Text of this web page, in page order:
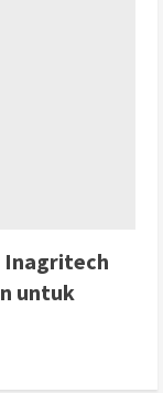
Inagritech
untuk